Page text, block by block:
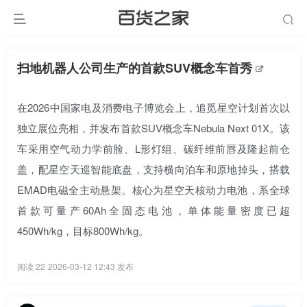
扫地机器人公司生产的首款SUV概念车首秀
在2026中国家电及消费电子博览会上，追觅星空计划首次以
独立展位亮相，并发布首款SUV概念车Nebula Next 01X。该
车采用空气动力学前脸、L形灯组、碳纤维前唇及隆起前仓
盖，配星空天巡智能底盘，支持横向泊车和原地掉头，搭载
EMAD电磁全主动悬架。核心为星空天核动力电池，系全球
首款可量产60Ah全固态电池，单体能量密度已超
450Wh/kg，目标800Wh/kg。
阅读 22 2026-03-12 12:43 发布